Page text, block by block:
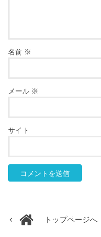
名前 ※
メール ※
サイト
トップページへ